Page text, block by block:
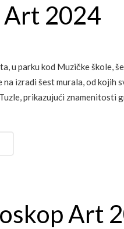
2024
u parku kod Muzičke škole,
izradi šest murala, od kojih
prikazujući znamenitosti
Art